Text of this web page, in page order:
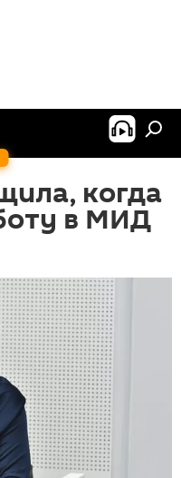
когда
в МИД